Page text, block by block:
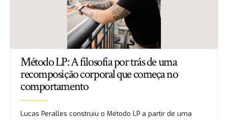
Método LP: A filosofia por trás de uma
recomposição corporal que começa no
comportamento
Lucas Peralles construiu o Método LP a partir de uma